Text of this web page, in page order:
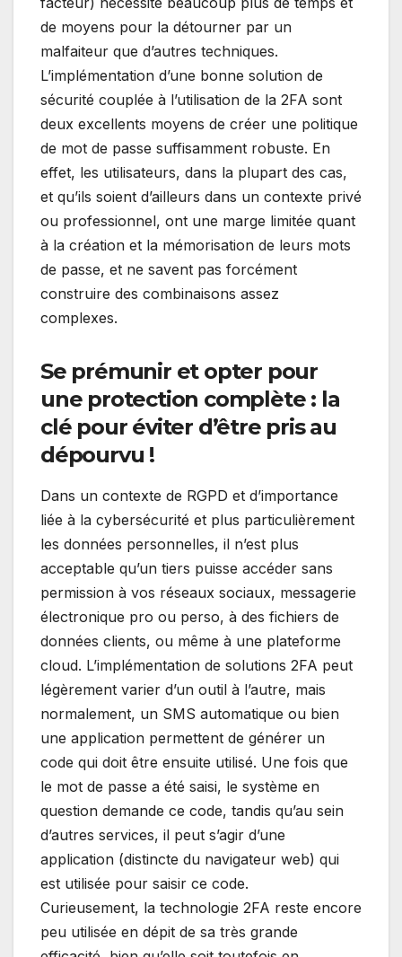
de moyens pour la détourner par un
malfaiteur que d’autres techniques.
L’implémentation d’une bonne solution de
sécurité couplée à l’utilisation de la 2FA sont
deux excellents moyens de créer une politique
de mot de passe suffisamment robuste. En
effet, les utilisateurs, dans la plupart des cas,
et qu’ils soient d’ailleurs dans un contexte privé
ou professionnel, ont une marge limitée quant
à la création et la mémorisation de leurs mots
de passe, et ne savent pas forcément
construire des combinaisons assez
complexes.
Se prémunir et opter pour
une protection complète : la
clé pour éviter d’être pris au
dépourvu !
Dans un contexte de RGPD et d’importance
liée à la cybersécurité et plus particulièrement
les données personnelles, il n’est plus
acceptable qu’un tiers puisse accéder sans
permission à vos réseaux sociaux, messagerie
électronique pro ou perso, à des fichiers de
données clients, ou même à une plateforme
cloud. L’implémentation de solutions 2FA peut
légèrement varier d’un outil à l’autre, mais
normalement, un SMS automatique ou bien
une application permettent de générer un
code qui doit être ensuite utilisé. Une fois que
le mot de passe a été saisi, le système en
question demande ce code, tandis qu’au sein
d’autres services, il peut s’agir d’une
application (distincte du navigateur web) qui
est utilisée pour saisir ce code.
Curieusement, la technologie 2FA reste encore
peu utilisée en dépit de sa très grande